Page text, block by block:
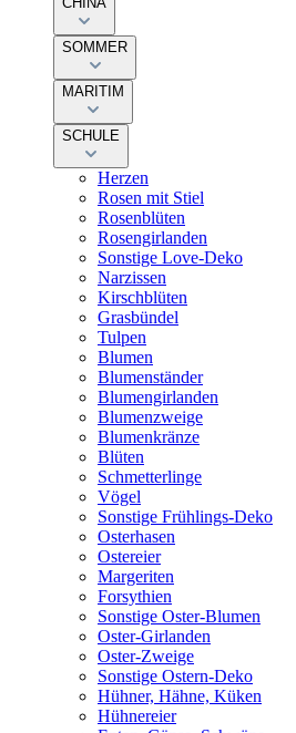
SOMMER
MARITIM
SCHULE
Herzen
Rosen mit Stiel
Rosenblüten
Rosengirlanden
Sonstige Love-Deko
Narzissen
Kirschblüten
Grasbündel
Tulpen
Blumen
Blumenständer
Blumengirlanden
Blumenzweige
Blumenkränze
Blüten
Schmetterlinge
Vögel
Sonstige Frühlings-Deko
Osterhasen
Ostereier
Margeriten
Forsythien
Sonstige Oster-Blumen
Oster-Girlanden
Oster-Zweige
Sonstige Ostern-Deko
Hühner, Hähne, Küken
Hühnereier